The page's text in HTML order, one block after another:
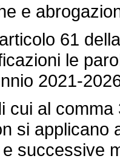
e
61
le
2021-
cui al
si applicano
e successive